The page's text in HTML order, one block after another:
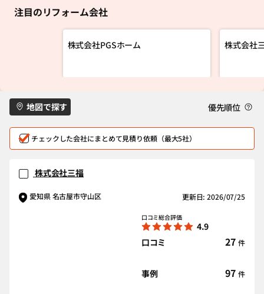
注目のリフォーム会社
株式会社PGSホーム 株式会社
地図で探す 優先順位
チェックした会社にまとめて見積り依頼（最大5社）
株式会社三福
愛知県 名古屋市守山区 更新日: 2026/07/25
口コミ総合評価
4.9
口コミ
27 件
事例 97 件